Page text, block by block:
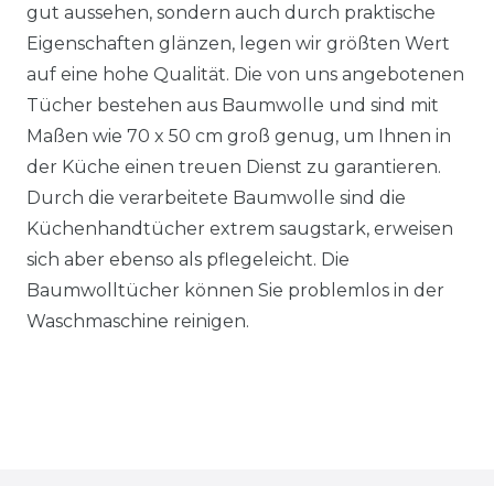
gut aussehen, sondern auch durch praktische
Eigenschaften glänzen, legen wir größten Wert
auf eine hohe Qualität. Die von uns angebotenen
Tücher bestehen aus Baumwolle und sind mit
Maßen wie 70 x 50 cm groß genug, um Ihnen in
der Küche einen treuen Dienst zu garantieren.
Durch die verarbeitete Baumwolle sind die
Küchenhandtücher extrem saugstark, erweisen
sich aber ebenso als pflegeleicht. Die
Baumwolltücher können Sie problemlos in der
Waschmaschine reinigen.